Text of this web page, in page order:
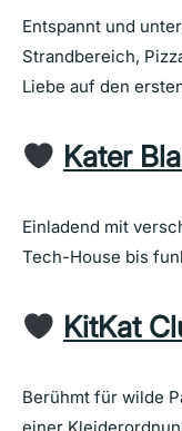
Entspannt und
Strandbereich,
Liebe auf den
Kater
Einladend mit
Tech-House bis
KitKat
Berühmt für wilde